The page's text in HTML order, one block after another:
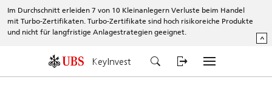
Im Durchschnitt erleiden 7 von 10 Kleinanlegern Verluste beim Handel
mit Turbo-Zertifikaten. Turbo-Zertifikate sind hoch risikoreiche Produkte
und nicht für langfristige Anlagestrategien geeignet.
^
KeyInvest